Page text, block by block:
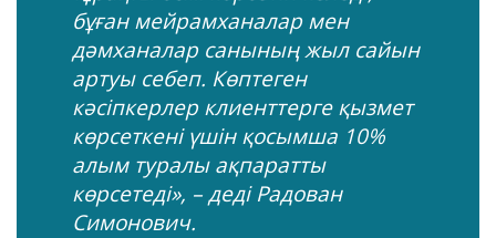
бұған мейрамханалар мен
дәмханалар санының жыл сайын
артуы себеп. Көптеген
кәсіпкерлер клиенттерге қызмет
көрсеткені үшін қосымша 10%
алым туралы ақпаратты
көрсетеді», – деді Радован
Симонович.